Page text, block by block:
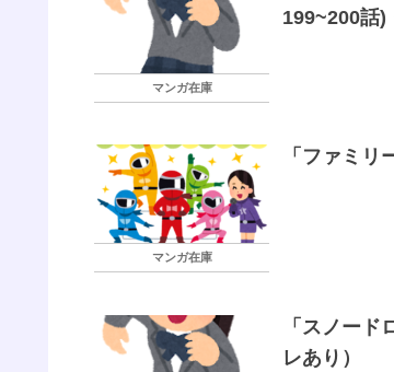
マンガ在庫
199~200話)
マンガ在庫
「ファミリ
「スノー
レあり）